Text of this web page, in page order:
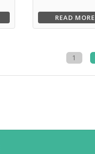
READ MORE
1